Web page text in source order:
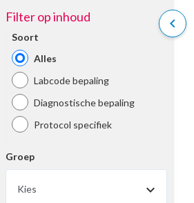
chevron_left
Filter op inhoud
Soort
Alles
Labcode bepaling
Diagnostische bepaling
Protocol specifiek
Groep
Kies